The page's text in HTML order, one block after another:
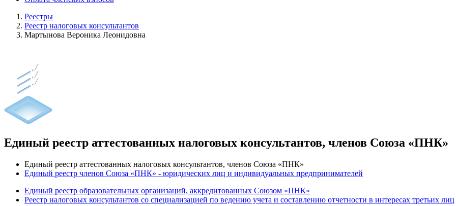
Реестры
Реестр налоговых консультантов
Мартынова Вероника Леонидовна
Единый реестр аттестованных налоговых консультантов, членов Союза «ПНК»
Единый реестр аттестованных налоговых консультантов, членов Союза «ПНК»
Единый реестр членов Союза «ПНК» - юридических лиц и индивидуальных предпринимателей
Единый реестр образовательных организаций, аккредитованных Союзом «ПНК»
Реестр налоговых консультантов со специализацией по ведению учета и составлению отчетности в интересах третьих лиц